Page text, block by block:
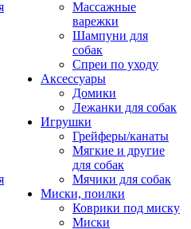
Массажные
варежки
Шампуни для
собак
Спреи по уходу
Аксессуары
Домики
Лежанки для собак
Игрушки
Грейферы/канаты
Мягкие и другие
для собак
Мячики для собак
Миски, поилки
Коврики под миску
Миски